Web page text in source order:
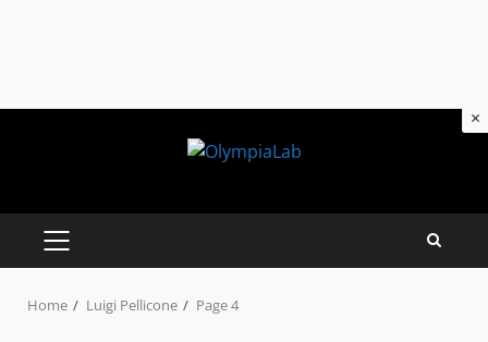
PRIMARY
MENU
Home Luigi Pellicone Page 4
×